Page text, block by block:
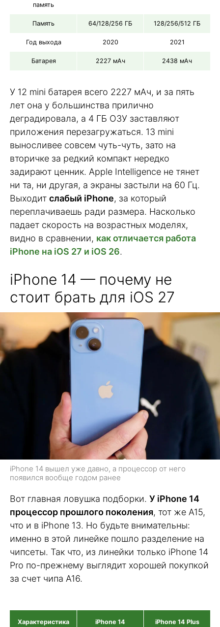
память
Память 64/128/256 ГБ 128/256/512 ГБ
Год выхода 2020 2021
Батарея 2227 мАч 2438 мАч
У 12 mini батарея всего 2227 мАч, и за пять
лет она у большинства прилично
деградировала, а 4 ГБ ОЗУ заставляют
приложения перезагружаться. 13 mini
выносливее совсем чуть-чуть, зато на
вторичке за редкий компакт нередко
задирают ценник. Apple Intelligence не тянет
ни та, ни другая, а экраны застыли на 60 Гц.
Выходит слабый iPhone, за который
переплачиваешь ради размера. Насколько
падает скорость на возрастных моделях,
видно в сравнении, как отличается работа
iPhone на iOS 27 и iOS 26.
iPhone 14 — почему не
стоит брать для iOS 27
iPhone 14 вышел уже давно, а процессор от него
появился вообще годом ранее
Вот главная ловушка подборки. У iPhone 14
процессор прошлого поколения, тот же A15,
что и в iPhone 13. Но будьте внимательны:
именно в этой линейке пошло разделение на
чипсеты. Так что, из линейки только iPhone 14
Pro по-прежнему выглядит хорошей покупкой
за счет чипа A16.
Характеристика iPhone 14 iPhone 14 Plus